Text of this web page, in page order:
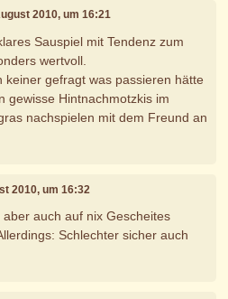
2010, um 16:21
Sauspiel mit Tendenz zum
wertvoll.
keiner gefragt was passieren hätte
gewisse Hintnachmotzkis im
nachspielen mit dem Freund an
2010, um 16:32
aber auch auf nix Gescheites
Schlechter sicher auch